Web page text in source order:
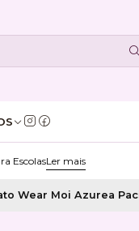
EscolasLer mais
Wear Moi Azurea